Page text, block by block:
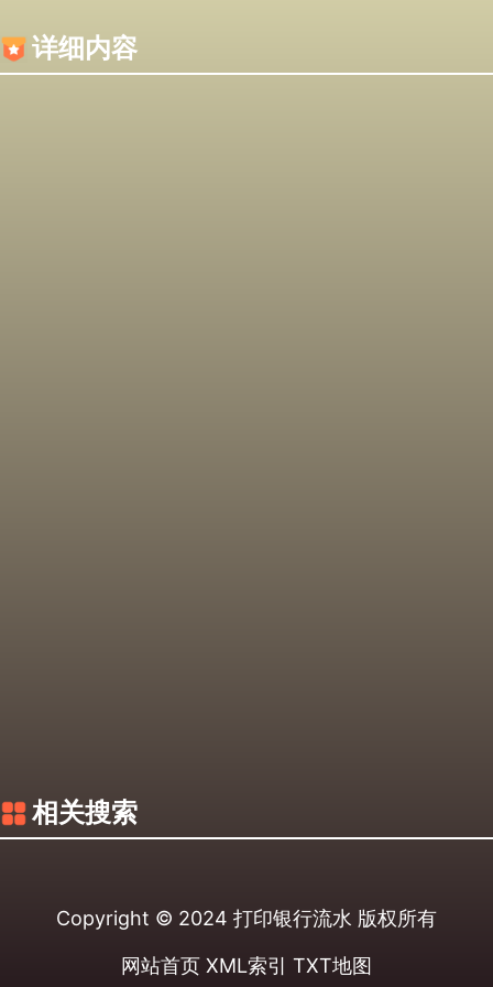
详细内容
相关搜索
Copyright © 2024 打印银行流水 版权所有
网站首页 XML索引 TXT地图